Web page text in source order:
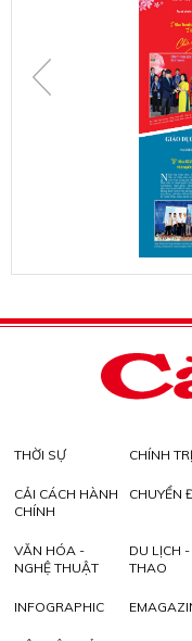
THỜI SỰ CHÍNH TRỊ
CẢI CÁCH HÀNH
CHÍNH
CHUYỂN
VĂN HÓA -
NGHỆ THUẬT
DU LỊCH -
THAO
INFOGRAPHIC